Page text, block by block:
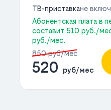
ТВ-приставкане
Абонентская плата в
составит 510 руб./
руб./мес.
850 руб/мес
520 руб/мес